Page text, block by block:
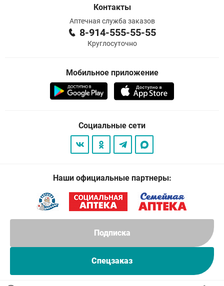
Подписка
Спецзаказ
Контакты
Аптечная служба заказов
8-914-555-55-55
Круглосуточно
Мобильное приложение
Социальные сети
Наши официальные партнеры: